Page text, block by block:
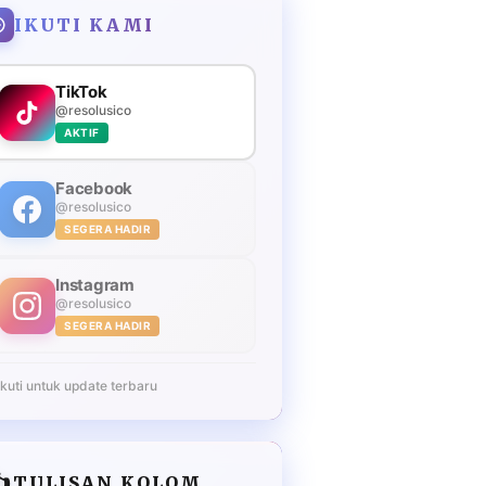
IKUTI KAMI
TikTok
@resolusico
AKTIF
Facebook
@resolusico
SEGERA HADIR
Instagram
@resolusico
SEGERA HADIR
untuk update terbaru